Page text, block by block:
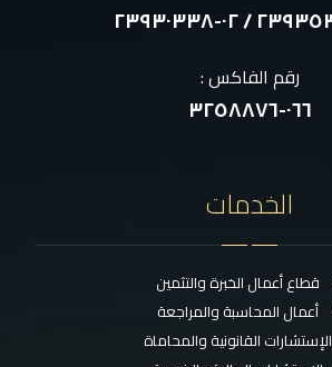
رقم الفاكس :
٠٦٦-٣٢٥٨٨٧٦
الخدمات
قطاع أعمال الخبرة والتثمين
أعمال المحاسبة والمراجعة
الإستشارات القانونية والمحاماة